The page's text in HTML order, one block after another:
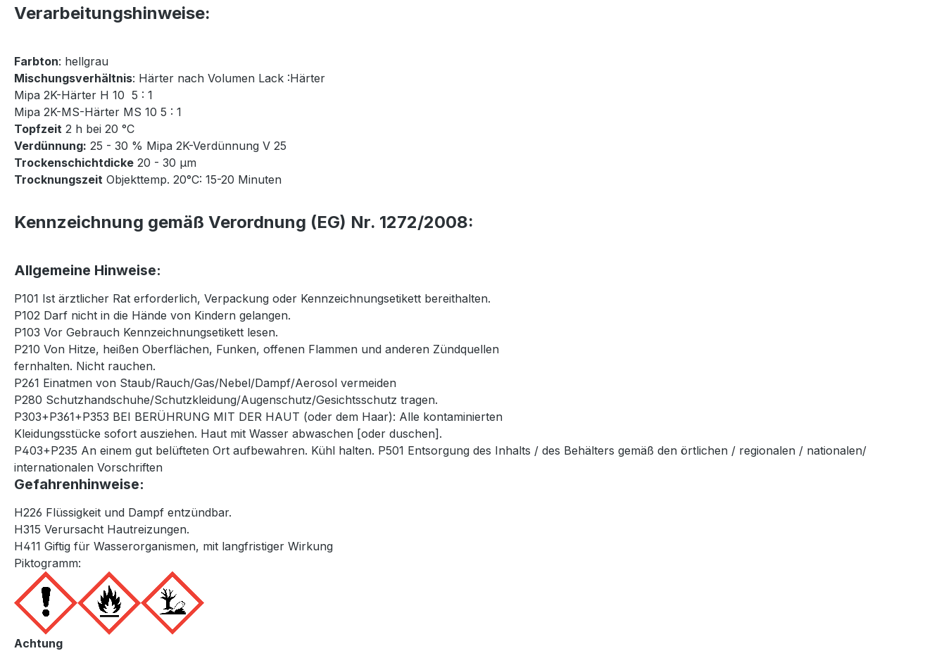
Verarbeitungshinweise:
Farbton: hellgrau
Mischungsverhältnis: Härter nach Volumen Lack :Härter
Mipa 2K-Härter H 10 5 : 1
Mipa 2K-MS-Härter MS 10 5 : 1
Topfzeit 2 h bei 20 °C
Verdünnung: 25 - 30 % Mipa 2K-Verdünnung V 25
Trockenschichtdicke 20 - 30 µm
Trocknungszeit Objekttemp. 20°C: 15-20 Minuten
Kennzeichnung gemäß Verordnung (EG) Nr. 1272/2008:
Allgemeine Hinweise:
P101 Ist ärztlicher Rat erforderlich, Verpackung oder Kennzeichnungsetikett bereithalten.
P102 Darf nicht in die Hände von Kindern gelangen.
P103 Vor Gebrauch Kennzeichnungsetikett lesen.
P210 Von Hitze, heißen Oberflächen, Funken, offenen Flammen und anderen Zündquellen
fernhalten. Nicht rauchen.
P261 Einatmen von Staub/Rauch/Gas/Nebel/Dampf/Aerosol vermeiden
P280 Schutzhandschuhe/Schutzkleidung/Augenschutz/Gesichtsschutz tragen.
P303+P361+P353 BEI BERÜHRUNG MIT DER HAUT (oder dem Haar): Alle kontaminierten
Kleidungsstücke sofort ausziehen. Haut mit Wasser abwaschen [oder duschen].
P403+P235 An einem gut belüfteten Ort aufbewahren. Kühl halten. P501 Entsorgung des Inhalts / des Behälters gemäß den örtlichen / regionalen / nationalen/
internationalen Vorschriften
Gefahrenhinweise:
H226 Flüssigkeit und Dampf entzündbar.
H315 Verursacht Hautreizungen.
H411 Giftig für Wasserorganismen, mit langfristiger Wirkung
Piktogramm:
Achtung